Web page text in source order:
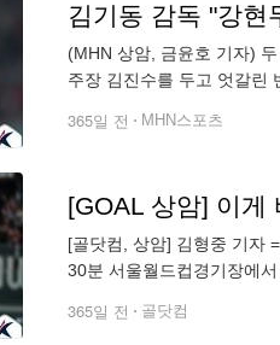
김기동 감독 "강현
(MHN 상암, 금윤호 기자)
주장 김진수를 두고 엇갈린
365일 전 MHN스포츠
[GOAL 상암] 이게
[골닷컴, 상암] 김형중 기자
30분 서울월드컵경기장에
365일 전 골닷컴